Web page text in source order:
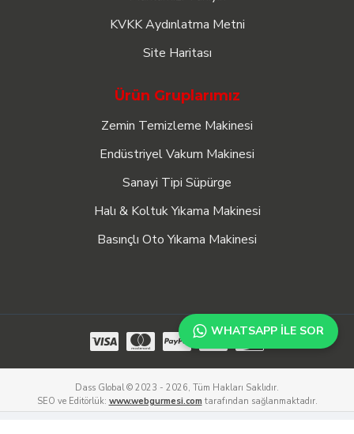
WHATSAPP ILE SOR
KVKK Aydınlatma Metni
Site Haritası
Ürün Gruplarımız
Zemin Temizleme Makinesi
Endüstriyel Vakum Makinesi
Sanayi Tipi Süpürge
Halı & Koltuk Yıkama Makinesi
Basınçlı Oto Yıkama Makinesi
Dass Global © 2023 - 2026, Tüm Hakları Saklıdır.
SEO ve Editörlük: www.webgurmesi.com tarafından sağlanmaktadır.